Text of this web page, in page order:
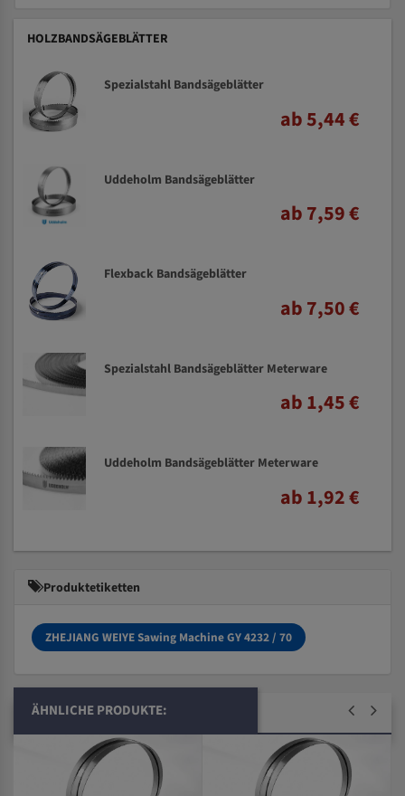
HOLZBANDSÄGEBLÄTTER
Spezialstahl Bandsägeblätter
ab 5,44 €
Uddeholm Bandsägeblätter
ab 7,59 €
Flexback Bandsägeblätter
ab 7,50 €
Spezialstahl Bandsägeblätter Meterware
ab 1,45 €
Uddeholm Bandsägeblätter Meterware
ab 1,92 €
Produktetiketten
ZHEJIANG WEIYE Sawing Machine GY 4232 / 70
ÄHNLICHE PRODUKTE: